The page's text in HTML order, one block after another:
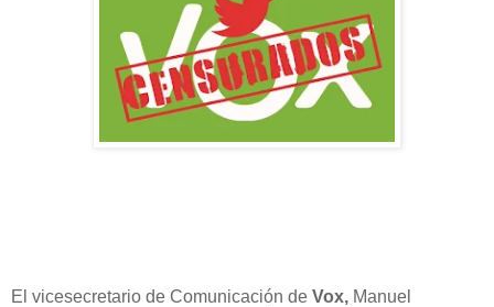
El vicesecretario de Comunicación de Vox, Manuel